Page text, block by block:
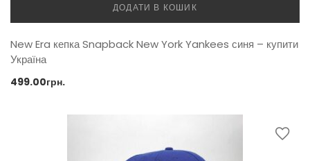
ДОДАТИ В КОШИК
New Era кепка Snapback New York Yankees синя – купити
Україна
499.00грн.